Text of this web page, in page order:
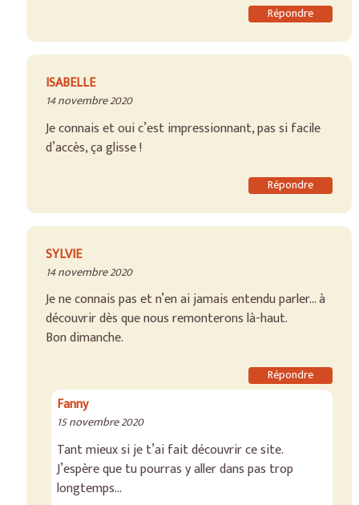
Répondre
ISABELLE
14 novembre 2020
Je connais et oui c’est impressionnant, pas si facile
d’accès, ça glisse !
Répondre
SYLVIE
14 novembre 2020
Je ne connais pas et n’en ai jamais entendu parler… à
découvrir dès que nous remonterons là-haut.
Bon dimanche.
Répondre
Fanny
15 novembre 2020
Tant mieux si je t’ai fait découvrir ce site.
J’espère que tu pourras y aller dans pas trop
longtemps…